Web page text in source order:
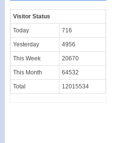
Visitor Status
Today 716
Yesterday 4956
This Week 20670
This Month 64532
Total 12015534